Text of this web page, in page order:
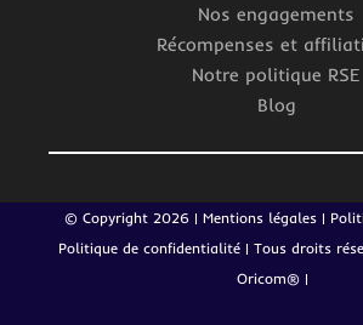
Nos engagements
Récompenses et
Notre politique RSE
Blog
© Copyright 2026 | Mentions légales|
Politique de confidentialité | Tous droits
Oricom®|